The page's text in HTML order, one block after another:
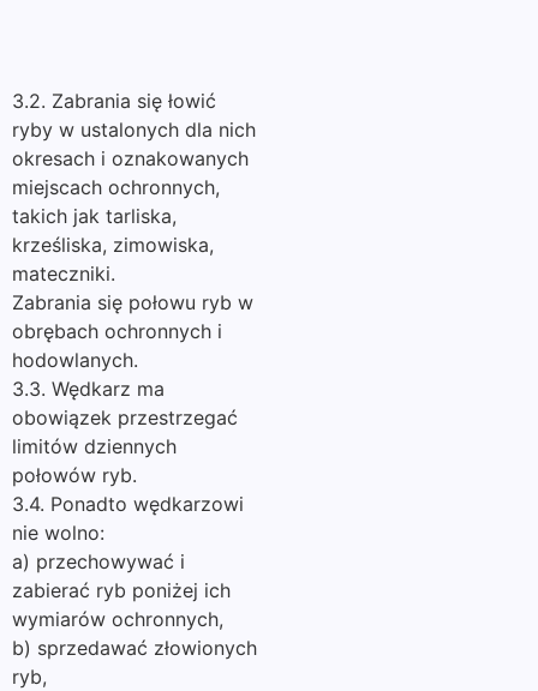
3.2. Zabrania się łowić
ryby w ustalonych dla nich
okresach i oznakowanych
miejscach ochronnych,
takich jak tarliska,
krześliska, zimowiska,
mateczniki.
Zabrania się połowu ryb w
obrębach ochronnych i
hodowlanych.
3.3. Wędkarz ma
obowiązek przestrzegać
limitów dziennych
połowów ryb.
3.4. Ponadto wędkarzowi
nie wolno:
a) przechowywać i
zabierać ryb poniżej ich
wymiarów ochronnych,
b) sprzedawać złowionych
ryb,